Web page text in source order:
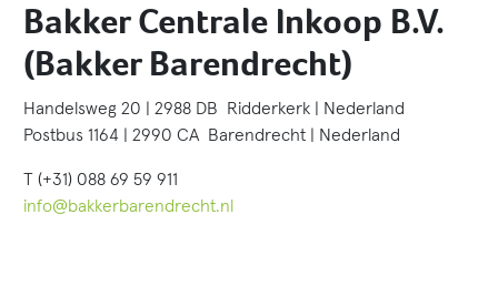
Bakker Centrale Inkoop B.V.
(Bakker Barendrecht)
Handelsweg 20 | 2988 DB Ridderkerk | Nederland
Postbus 1164 | 2990 CA Barendrecht | Nederland
T (+31) 088 69 59 911
info@bakkerbarendrecht.nl